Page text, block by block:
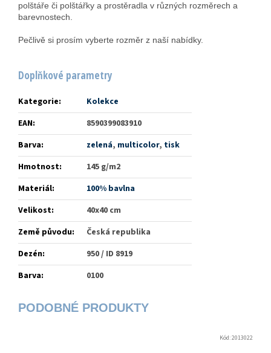
polštáře či polštářky a prostěradla v různých rozměrech a
barevnostech.
Pečlivě si prosím vyberte rozměr z naší nabídky.
Doplňkové parametry
Kategorie:
Kolekce
EAN:
8590399083910
Barva: zelená, multicolor, tisk
Hmotnost:
145 g/m2
Materiál:
100% bavlna
Velikost:
40x40 cm
Země původu:
Česká republika
Dezén:
950 / ID 8919
Barva: 0100
Kód:2013022